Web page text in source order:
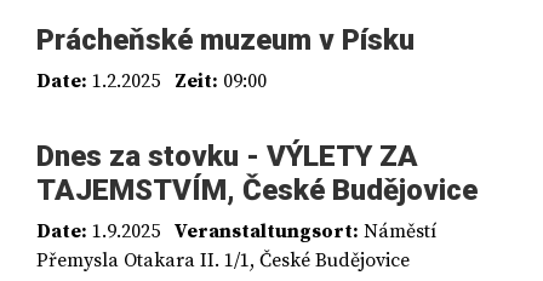
Prácheňské muzeum v Písku
Date: 1.2.2025 Zeit: 09:00
Dnes za stovku - VÝLETY ZA
TAJEMSTVÍM, České Budějovice
Date: 1.9.2025 Veranstaltungsort: Náměstí
Přemysla Otakara II. 1/1, České Budějovice